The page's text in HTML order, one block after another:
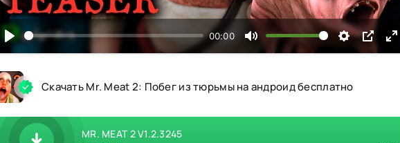
00:00
Скачать Mr. Meat 2: Побег из тюрьмы на андроид бесплатно
MR. MEAT 2 V1.2.3245